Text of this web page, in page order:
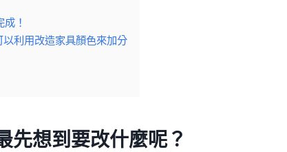
！
利用改造家具顏色來加分
先想到要改什麼呢？